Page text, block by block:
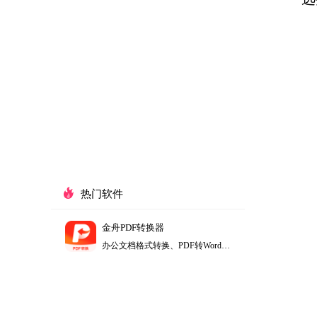
热门软件
金舟PDF转换器
办公文档格式转换、PDF转Word、PDF转PPT、PDF转Excel、Word转PDF等等